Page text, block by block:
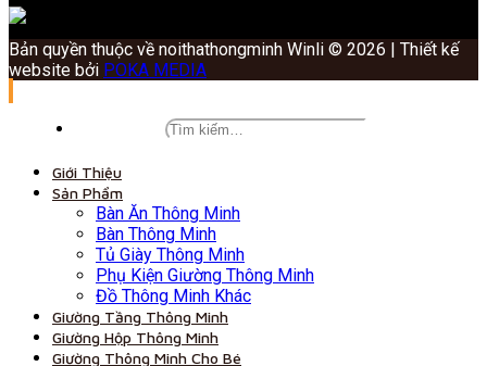
Bản quyền thuộc về noithathongminh Winli © 2026 | Thiết kế
website bởi POKA MEDIA
Giới Thiệu
Sản Phẩm
Bàn Ăn Thông Minh
Bàn Thông Minh
Tủ Giày Thông Minh
Phụ Kiện Giường Thông Minh
Đồ Thông Minh Khác
Giường Tầng Thông Minh
Giường Hộp Thông Minh
Giường Thông Minh Cho Bé